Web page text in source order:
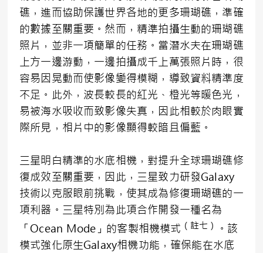
礁，進而協助保護世界各地的更多珊瑚礁，準確
的數據至關重要。然而，精準拍攝生動的珊瑚礁
照片，並非一項簡單的任務。當潛水夫在珊瑚礁
上方一邊游動，一邊拍攝成千上萬張照片時，很
容易因晃動而使影像變得模糊，導致資料精準度
不足。此外，波長較長的紅光、橙光等暖色光，
易被海水吸收而致影像失真，因此相較於肉眼實
際所見，相片中的影像顯得較暗且偏藍。
三星明白精準的水底相機，對提升全球珊瑚礁修
復成效至關重要，因此，三星致力研發Galaxy
技術以克服眼前挑戰，使其成為修復珊瑚礁的一
項利器。三星特別為此項合作開發一種名為
「Ocean Mode」的客製相機模式 （註七）
。該
模式強化原生Galaxy相機功能，確保能在水底